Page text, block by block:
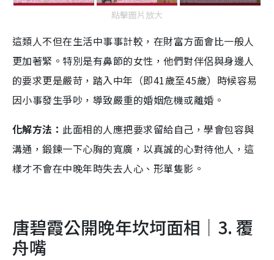
點擊圖片放大
這類人不但在生活中事事計較，在財富方面會比一般人
更加著緊。特別是有鼻節的女性，他們對伴侶與身邊人
的要求更是嚴苛，踏入中年（即41歲至45歲）時候容易
因小事發生爭吵，導致嚴重的婚姻危機或離婚。
化解方法： 此面相的人應把要求留給自己，學會包容與
溝通，鍛鍊一下心胸的寬廣，以真誠的心對待他人，這
樣才不會在中晚年時失去人心、形單隻影。
唐碧霞公開晚年坎坷面相｜3. 覆
舟嘴